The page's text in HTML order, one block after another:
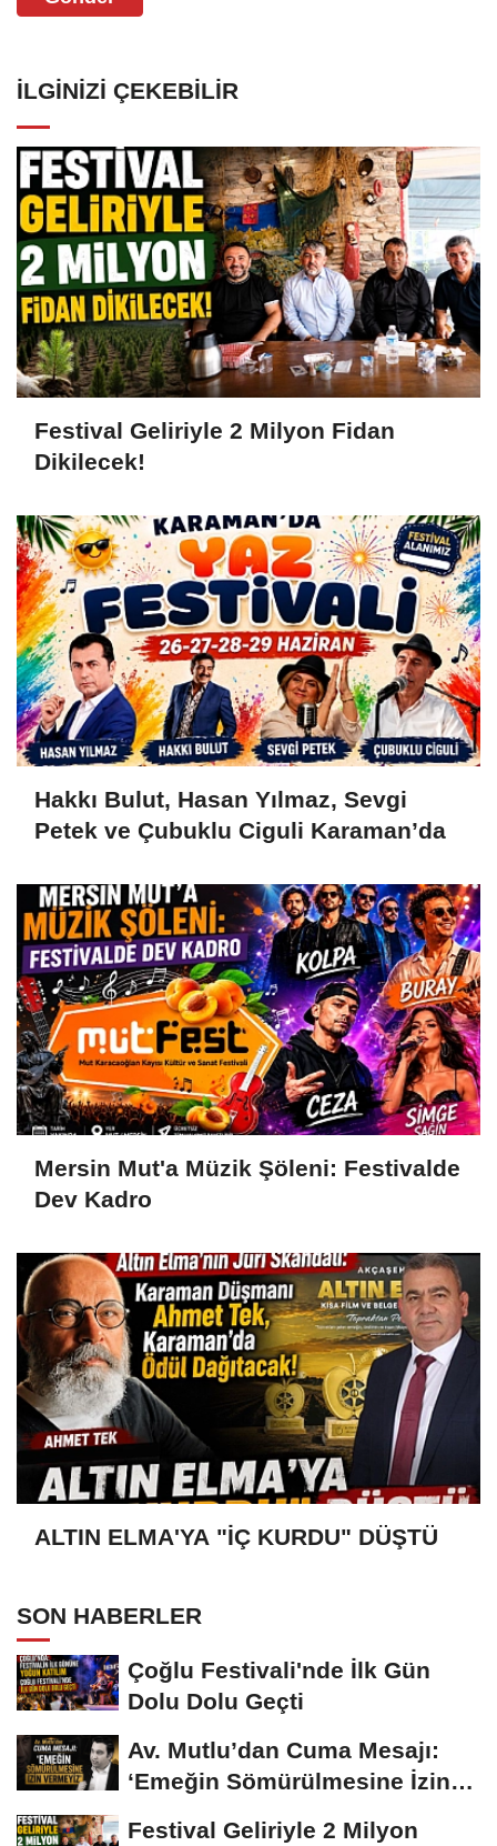
İLGINIZI ÇEKEBILIR
Festival Geliriyle 2 Milyon Fidan
Dikilecek!
Hakkı Bulut, Hasan Yılmaz, Sevgi
Petek ve Çubuklu Ciguli Karaman’da
Mersin Mut'a Müzik Şöleni: Festivalde
Dev Kadro
ALTIN ELMA'YA "İÇ KURDU" DÜŞTÜ
SON HABERLER
Çoğlu Festivali'nde İlk Gün
Dolu Dolu Geçti
Av. Mutlu’dan Cuma Mesajı:
‘Emeğin Sömürülmesine İzin
Festival Geliriyle 2 Milyon